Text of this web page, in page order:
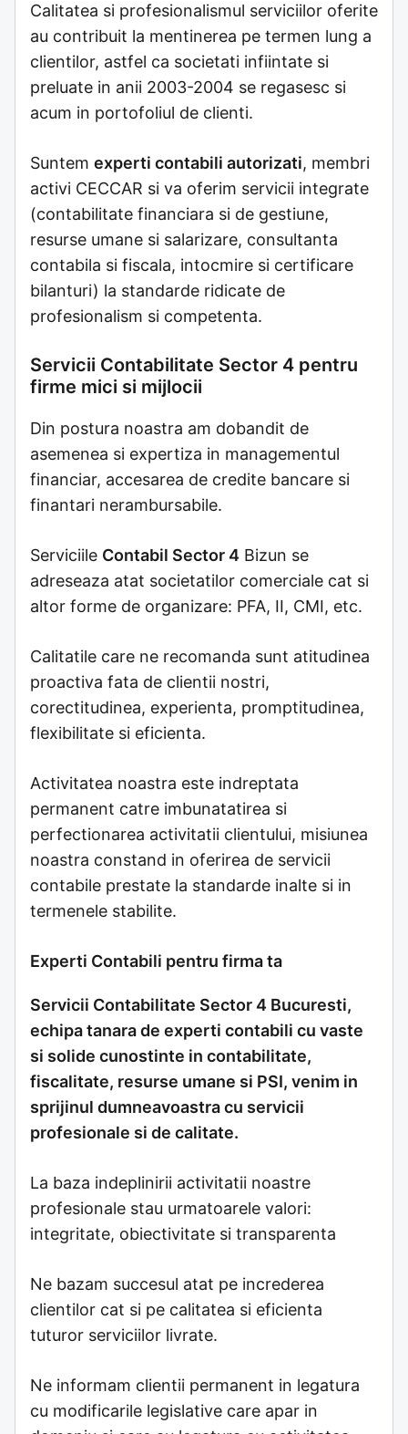
Calitatea si profesionalismul serviciilor oferite
au contribuit la mentinerea pe termen lung a
clientilor, astfel ca societati infiintate si
preluate in anii 2003-2004 se regasesc si
acum in portofoliul de clienti.
Suntem experti contabili autorizati, membri
activi CECCAR si va oferim servicii integrate
(contabilitate financiara si de gestiune,
resurse umane si salarizare, consultanta
contabila si fiscala, intocmire si certificare
bilanturi) la standarde ridicate de
profesionalism si competenta.
Servicii Contabilitate Sector 4 pentru
firme mici si mijlocii
Din postura noastra am dobandit de
asemenea si expertiza in managementul
financiar, accesarea de credite bancare si
finantari nerambursabile.
Serviciile Contabil Sector 4 Bizun se
adreseaza atat societatilor comerciale cat si
altor forme de organizare: PFA, II, CMI, etc.
Calitatile care ne recomanda sunt atitudinea
proactiva fata de clientii nostri,
corectitudinea, experienta, promptitudinea,
flexibilitate si eficienta.
Activitatea noastra este indreptata
permanent catre imbunatatirea si
perfectionarea activitatii clientului, misiunea
noastra constand in oferirea de servicii
contabile prestate la standarde inalte si in
termenele stabilite.
Experti Contabili pentru firma ta
Servicii Contabilitate Sector 4 Bucuresti,
echipa tanara de experti contabili cu vaste
si solide cunostinte in contabilitate,
fiscalitate, resurse umane si PSI, venim in
sprijinul dumneavoastra cu servicii
profesionale si de calitate.
La baza indeplinirii activitatii noastre
profesionale stau urmatoarele valori:
integritate, obiectivitate si transparenta
Ne bazam succesul atat pe increderea
clientilor cat si pe calitatea si eficienta
tuturor serviciilor livrate.
Ne informam clientii permanent in legatura
cu modificarile legislative care apar in